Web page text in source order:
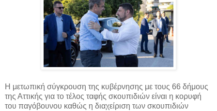
Η μετωπική σύγκρουση της κυβέρνησης με τους 66 δήμους
της Αττικής για το τέλος ταφής σκουπιδιών είναι η κορυφή
του παγόβουνου καθώς η διαχείριση των σκουπιδιών